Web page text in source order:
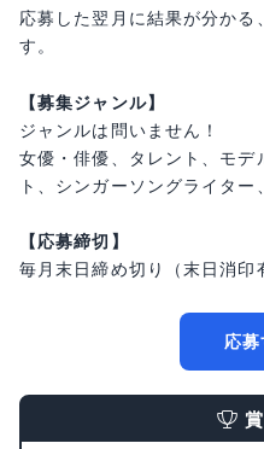
応募した翌月に結果が分か
す。
【募集ジャンル】
ジャンルは問いません！
女優・俳優、タレント、モデ
ト、シンガーソングライタ
【応募締切】
毎月末日締め切り（末日消印
応募